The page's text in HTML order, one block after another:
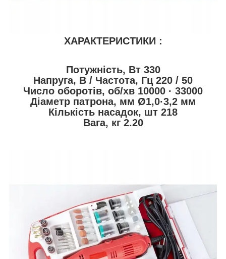
ХАРАКТЕРИСТИКИ :
Потужність, Вт 330
Напруга, В / Частота, Гц 220 / 50
Число оборотів, об/хв 10000 · 33000
Діаметр патрона, мм Ø1,0·3,2 мм
Кількість насадок, шт 218
Вага, кг 2.20